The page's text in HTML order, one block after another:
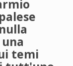
temi